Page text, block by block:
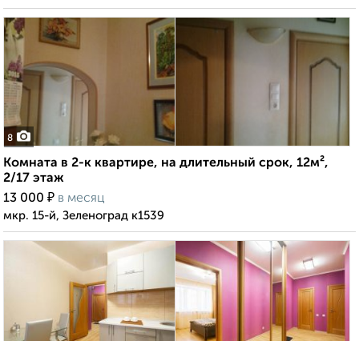
8
Комната в 2-к квартире, на длительный срок, 12м²,
2/17 этаж
13 000 ₽ в месяц
мкр. 15-й, Зеленоград к1539